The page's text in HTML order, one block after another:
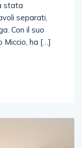
separati,
Con il suo
ha […]